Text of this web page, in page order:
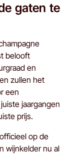
gaten te
belooft
en
zullen het
een
jaargangen
prijs.
op de
wijnkelder nu al